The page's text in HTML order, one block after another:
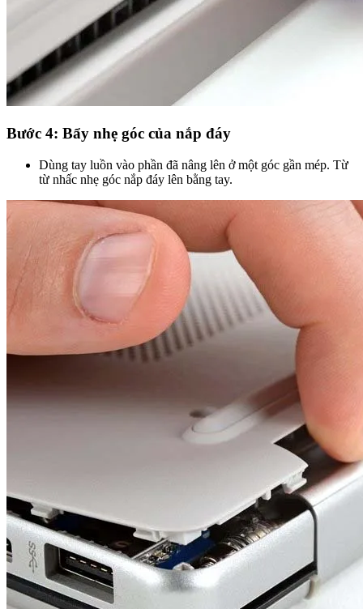
Bước 4: Bẩy nhẹ góc của nắp đáy
Dùng tay luồn vào phần đã nâng lên ở một góc gần mép. Từ
từ nhấc nhẹ góc nắp đáy lên bằng tay.